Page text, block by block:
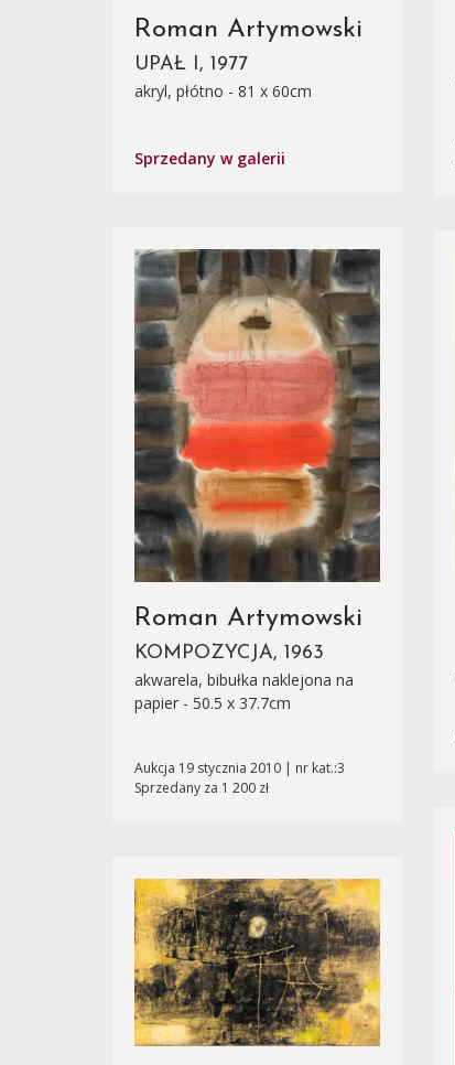
Roman Artymowski
UPAŁ I, 1977
akryl, płótno - 81 x 60cm
Sprzedany w galerii
Roman Artymowski
KOMPOZYCJA, 1963
akwarela, bibułka naklejona na
papier - 50.5 x 37.7cm
Aukcja 19 stycznia 2010 | nr kat.:3
Sprzedany za 1 200 zł